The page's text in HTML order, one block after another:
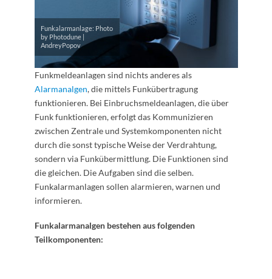
Funkalarmanlage: Photo
by Photodune |
AndreyPopov
Funkmeldeanlagen sind nichts anderes als
Alarmanalgen, die mittels Funkübertragung
funktionieren. Bei Einbruchsmeldeanlagen, die über
Funk funktionieren, erfolgt das Kommunizieren
zwischen Zentrale und Systemkomponenten nicht
durch die sonst typische Weise der Verdrahtung,
sondern via Funkübermittlung. Die Funktionen sind
die gleichen. Die Aufgaben sind die selben.
Funkalarmanlagen sollen alarmieren, warnen und
informieren.
Funkalarmanalgen bestehen aus folgenden
Teilkomponenten: